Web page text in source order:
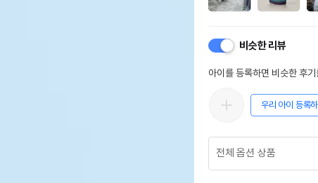
비슷한 리뷰
아이를 등록하면 비슷한 후
우리 아이 등록